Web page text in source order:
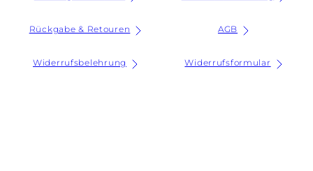
Rückgabe & Retouren AGB
Widerrufsbelehrung Widerrufsformular